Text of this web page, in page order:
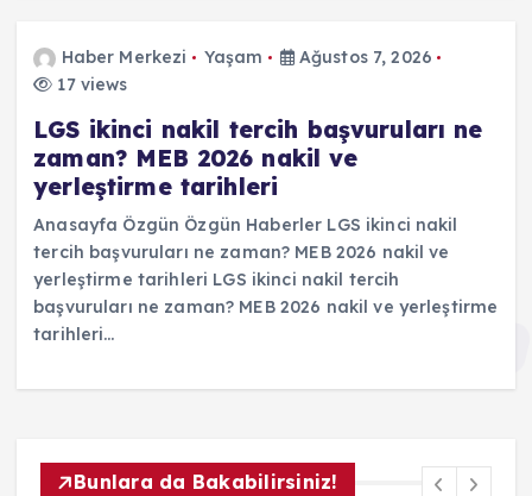
Haber Merkezi Yaşam
Ağustos 7, 2026
17 views
LGS ikinci nakil tercih başvuruları ne
zaman? MEB 2026 nakil ve
yerleştirme tarihleri
Anasayfa Özgün Özgün Haberler LGS ikinci nakil
tercih başvuruları ne zaman? MEB 2026 nakil ve
yerleştirme tarihleri LGS ikinci nakil tercih
başvuruları ne zaman? MEB 2026 nakil ve yerleştirme
tarihleri…
Bunlara da Bakabilirsiniz!